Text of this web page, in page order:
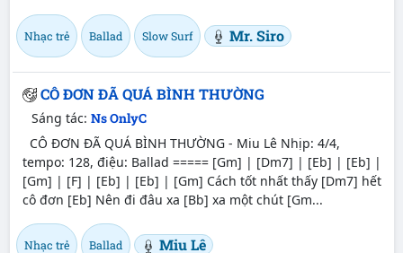
Nhạc trẻ Ballad Slow Surf Mr. Siro
CÔ ĐƠN ĐÃ QUÁ BÌNH THƯỜNG
Sáng tác: Ns OnlyC
CÔ ĐƠN ĐÃ QUÁ BÌNH THƯỜNG - Miu Lê Nhịp: 4/4,
tempo: 128, điệu: Ballad ===== [Gm] | [Dm7] | [Eb] | [Eb] |
[Gm] | [F] | [Eb] | [Eb] | [Gm] Cách tốt nhất thấy [Dm7] hết
cô đơn [Eb] Nên đi đâu xa [Bb] xa một chút [Gm...
Nhạc trẻ Ballad Miu Lê